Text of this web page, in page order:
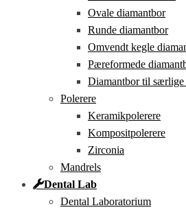
Ovale diamantbor
Runde diamantbor
Omvendt kegle
Pæreformede
Diamantbor til
Polerere
Keramikpolerere
Kompositpolerere
Zirconia
Mandrels
Dental Lab
Dental Laboratorium